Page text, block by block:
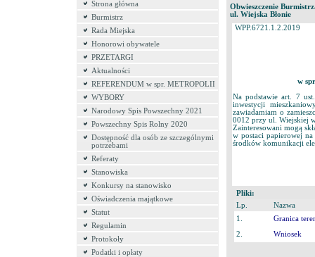
Strona główna
Burmistrz
Rada Miejska
Honorowi obywatele
PRZETARGI
Aktualności
REFERENDUM w spr. METROPOLII
WYBORY
Narodowy Spis Powszechny 2021
Powszechny Spis Rolny 2020
Dostępność dla osób ze szczególnymi
potrzebami
Referaty
Stanowiska
Konkursy na stanowisko
Oświadczenia majątkowe
Statut
Regulamin
Protokoły
Podatki i opłaty
Obwieszczenie
ul. Wiejska Błonie
WPP.6721.1.2.2019
w
Na podstawie art. 7
inwestycji
zawiadamiam o
0012 przy ul. Wiejskiej
Zainteresowani mogą
w postaci papierowej
środków komunikacji
Pliki:
Lp.
Nazwa
1.
Granica
2.
Wniosek